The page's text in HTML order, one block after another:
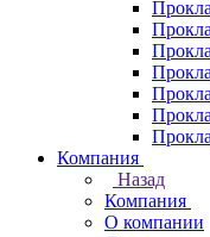
Компания
Назад
Компания
О компании